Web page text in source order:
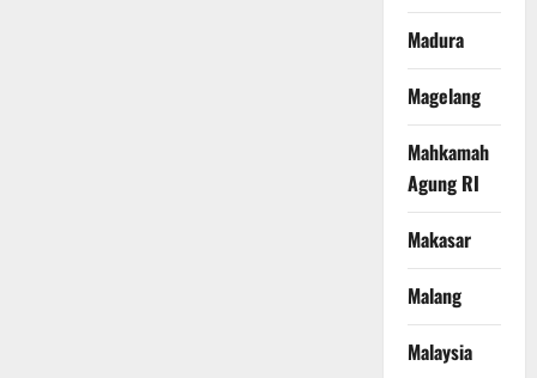
Madura
Magelang
Mahkamah
Agung RI
Makasar
Malang
Malaysia